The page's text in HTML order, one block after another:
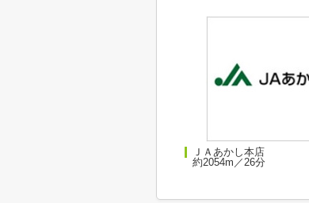
ＪＡあかし本店
約2054m／26分